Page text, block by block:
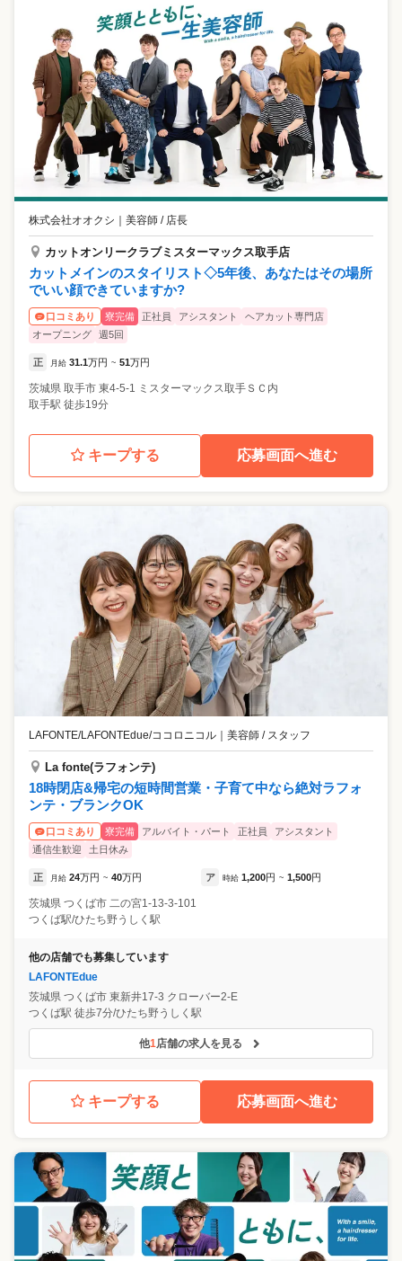
株式会社オオクシ 美容師 / 店長
カットオンリークラブミスターマックス取手店
カットメインのスタイリスト◇5年後、あなたはその場所
でいい顔できていますか?
口コミあり 寮完備 正社員 アシスタント
ヘアカット専門店
オープニング
週5回
正 月給 31.1万円 ~ 51万円
茨城県 取手市 東4-5-1 ミスターマックス取手ＳＣ内
取手駅 徒歩19分
キープする 応募画面へ進む
LAFONTE/LAFONTEdue/ココロニコル 美容師 / スタッフ
La fonte(ラフォンテ)
18時閉店&帰宅の短時間営業・子育て中なら絶対ラフォ
ンテ・ブランクOK
口コミあり 寮完備 アルバイト・パート 正社員
アシスタント
通信生歓迎
土日休み
正 月給 24万円 ~ 40万円 ア 時給 1,200円 ~ 1,500円
茨城県 つくば市 二の宮1-13-3-101
つくば駅/ひたち野うしく駅
他の店舗でも募集しています
LAFONTEdue
茨城県 つくば市 東新井17-3 クローバー2-E
つくば駅 徒歩7分/ひたち野うしく駅
他1店舗の求人を見る
キープする 応募画面へ進む